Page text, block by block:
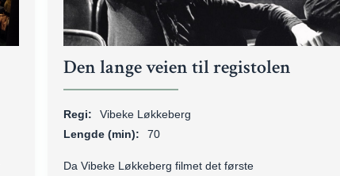
Den lange veien til registolen
Regi:
Vibeke Løkkeberg
Lengde (min):
70
Da Vibeke Løkkeberg filmet det første